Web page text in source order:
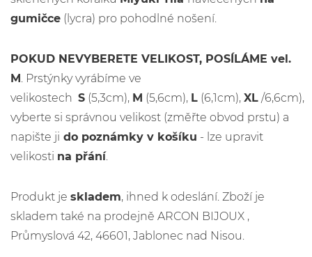
gumičce (lycra) pro pohodlné nošení.
POKUD NEVYBERETE VELIKOST, POSÍLÁME vel.
M . Prstýnky vyrábíme ve
velikostech S (5,3cm), M (5,6cm), L (6,1cm), XL /6,6cm),
vyberte si správnou velikost (změřte obvod prstu) a
napište ji do poznámky v košíku - lze upravit
velikosti na přání.
Produkt je skladem, ihned k odeslání. Zboží je
skladem také na prodejně ARCON BIJOUX ,
Průmyslová 42, 46601, Jablonec nad Nisou.